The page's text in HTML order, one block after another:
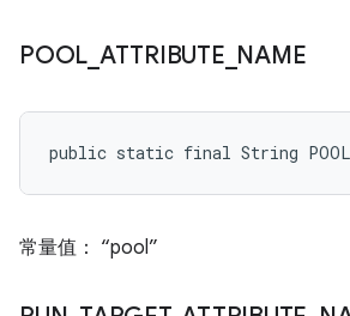
POOL ATTRIBUTE NAME
public static final String
常量值： “pool”